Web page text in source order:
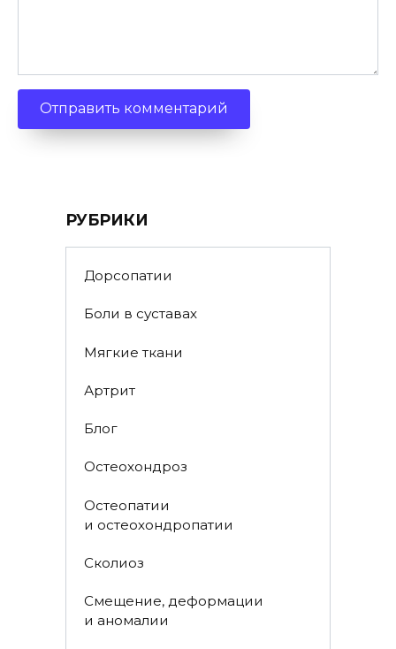
РУБРИКИ
Дорсопатии
Боли в суставах
Мягкие ткани
Артрит
Блог
Остеохондроз
Остеопатии
и остеохондропатии
Сколиоз
Смещение, деформации
и аномалии